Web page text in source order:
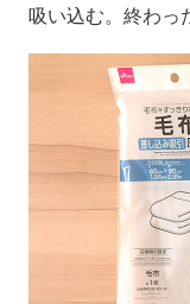
吸い込む。終わっ